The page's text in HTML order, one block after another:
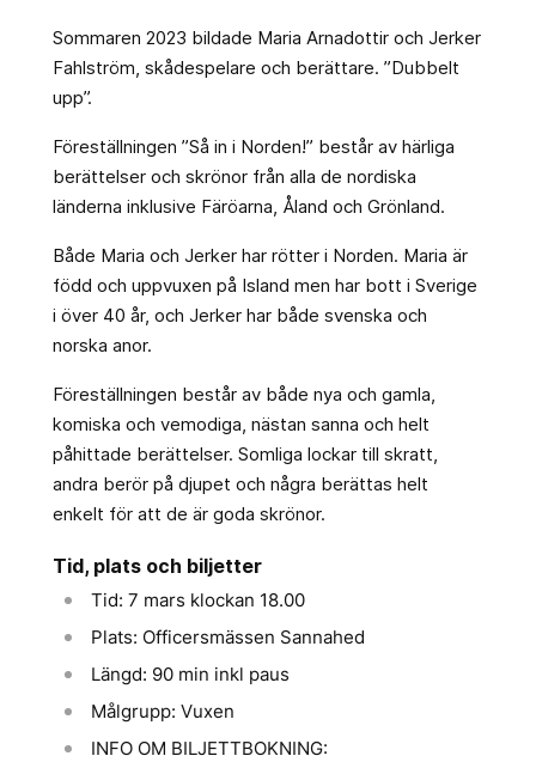
Sommaren 2023 bildade Maria Arnadottir och Jerker
Fahlström, skådespelare och berättare. ”Dubbelt
upp”.
Föreställningen ”Så in i Norden!” består av härliga
berättelser och skrönor från alla de nordiska
länderna inklusive Färöarna, Åland och Grönland.
Både Maria och Jerker har rötter i Norden. Maria är
född och uppvuxen på Island men har bott i Sverige
i över 40 år, och Jerker har både svenska och
norska anor.
Föreställningen består av både nya och gamla,
komiska och vemodiga, nästan sanna och helt
påhittade berättelser. Somliga lockar till skratt,
andra berör på djupet och några berättas helt
enkelt för att de är goda skrönor.
Tid, plats och biljetter
Tid: 7 mars klockan 18.00
Plats: Officersmässen Sannahed
Längd: 90 min inkl paus
Målgrupp: Vuxen
INFO OM BILJETTBOKNING: